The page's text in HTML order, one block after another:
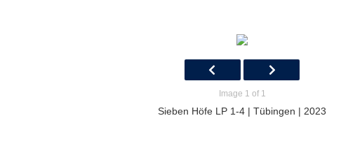
Image 1 of 1
Sieben Höfe LP 1-4 | Tübingen | 2023